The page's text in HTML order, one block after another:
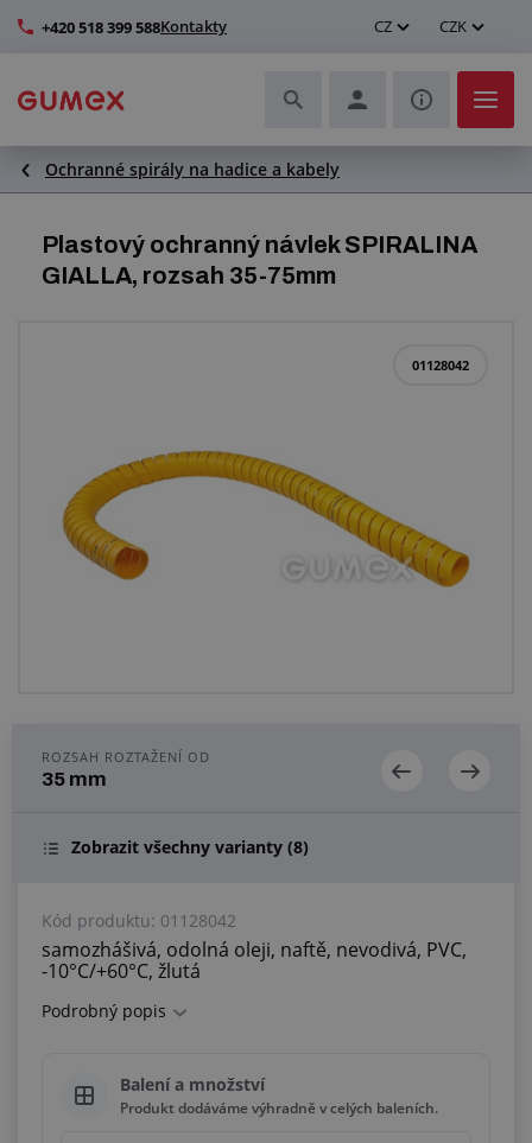
+420 518 399 588Kontakty CZ CZK
Hadice a jejich kompletace
Profily a výroba těsnění
Další pryžové a plastové výrobky
Centrum poptávek
Ochranné spirály na hadice a kabely
Plastový ochranný návlek SPIRALINA
GIALLA, rozsah 35-75mm
01128042
ROZSAH ROZTAŽENÍ OD
35 mm
Zobrazit všechny varianty (8)
Kód produktu: 01128042
samozhášivá, odolná oleji, naftě, nevodivá, PVC,
-10°C/+60°C, žlutá
Podrobný popis
Balení a množství
Produkt dodáváme výhradně v celých baleních.